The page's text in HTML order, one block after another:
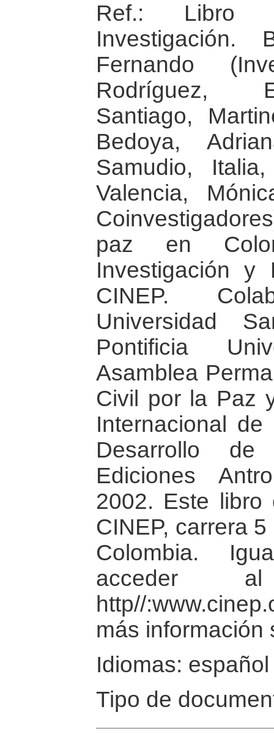
Ref.: Libro
Investigación.
Fernando
Rodríguez,
Santiago,
Bedoya,
Samudio,
Valencia,
paz en
Investigación y
CINEP.
Universidad
Pontificia
Asamblea
Civil por la Paz
Internacional
Desarrollo
Ediciones
2002. Este libro
CINEP, carrera
Colombia.
acceder
http//
más información
Idiomas: español
Tipo de